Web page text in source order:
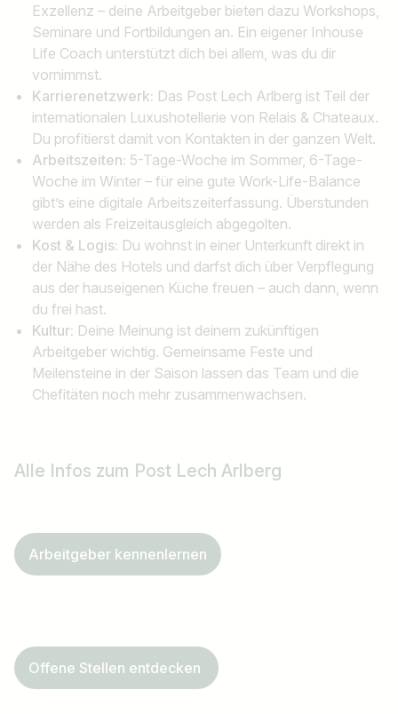
Exzellenz – deine Arbeitgeber bieten dazu Workshops,
Seminare und Fortbildungen an. Ein eigener Inhouse
Life Coach unterstützt dich bei allem, was du dir
vornimmst.
Karrierenetzwerk: Das Post Lech Arlberg ist Teil der
internationalen Luxushotellerie von Relais & Chateaux.
Du profitierst damit von Kontakten in der ganzen Welt.
Arbeitszeiten: 5-Tage-Woche im Sommer, 6-Tage-
Woche im Winter – für eine gute Work-Life-Balance
gibt’s eine digitale Arbeitszeiterfassung. Überstunden
werden als Freizeitausgleich abgegolten.
Kost & Logis: Du wohnst in einer Unterkunft direkt in
der Nähe des Hotels und darfst dich über Verpflegung
aus der hauseigenen Küche freuen – auch dann, wenn
du frei hast.
Kultur: Deine Meinung ist deinem zukünftigen
Arbeitgeber wichtig. Gemeinsame Feste und
Meilensteine in der Saison lassen das Team und die
Chefitäten noch mehr zusammenwachsen.
Alle Infos zum Post Lech Arlberg
Arbeitgeber kennenlernen
Offene Stellen entdecken